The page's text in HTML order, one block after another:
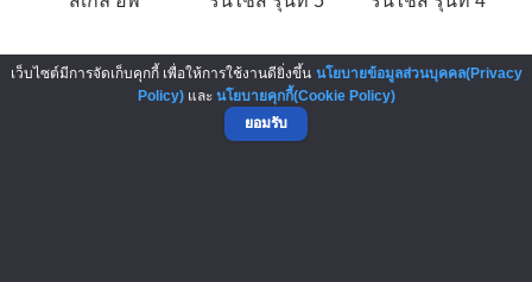
Up) รุ่นที่ 1
อ่านงบได้ • ลงทุน
มั่นใจ
อ่านงบได้ • ลงทุน
มั่นใจ
▲ GO TO TOP
เว็บไซต์มีการจัดเก็บคุกกี้ เพื่อให้การใช้งานดียิ่งขึ้น นโยบายข้อมูลส่วนบุคคล(Privacy
Policy)และ นโยบายคุกกี้(Cookie Policy)
ยอมรับ